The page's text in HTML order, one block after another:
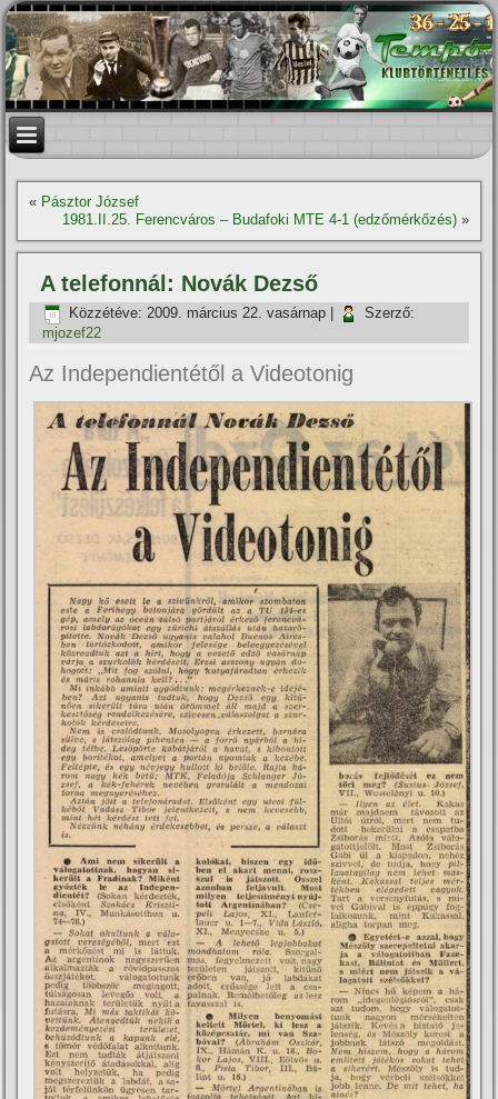
« Pásztor József
1981.II.25. Ferencváros – Budafoki MTE 4-1 (edzőmérkőzés)»
A telefonnál: Novák Dezső
Közzétéve: 2009. március 22. vasárnap
Szerző:
mjozef22
Az Independientétől a Videotonig